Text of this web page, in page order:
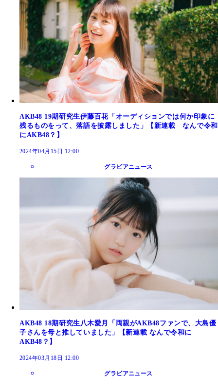
AKB48 19期研究生伊藤百花「オーディションでは何か印象に
残るものをって、落語を披露しました」【新連載 なんで令和
にAKB48？】
2024年04月15日 12:00
グラビアニュース
AKB48 18期研究生八木愛月「両親がAKB48ファンで、大島優
子さんを母と推していました」【新連載 なんで令和に
AKB48？】
2024年03月18日 12:00
グラビアニュース